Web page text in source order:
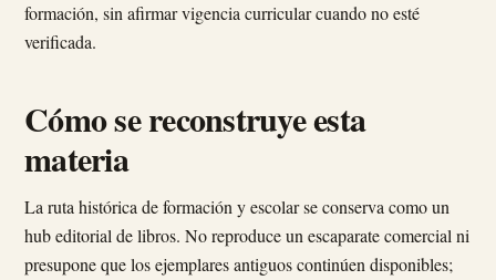
formación, sin afirmar vigencia curricular cuando no esté
verificada.
Cómo se reconstruye esta
materia
La ruta histórica de formación y escolar se conserva como un
hub editorial de libros. No reproduce un escaparate comercial ni
presupone que los ejemplares antiguos continúen disponibles;